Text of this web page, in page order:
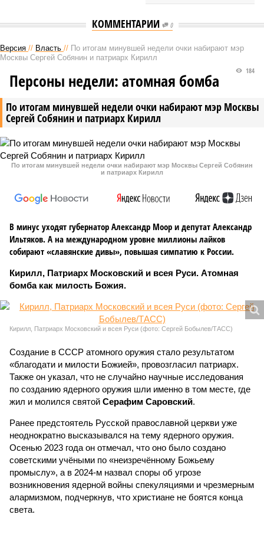
КОММЕНТАРИИ 0
Версия // Власть // По итогам минувшей недели очки набирают мэр
Москвы Сергей Собянин и патриарх Кирилл
По итогам минувшей недели очки набирают мэр Москвы
Сергей Собянин и патриарх Кирилл
184
Персоны недели: атомная бомба
По итогам минувшей недели очки набирают мэр Москвы Сергей Собянин
и патриарх Кирилл
В минус уходят губернатор Александр Моор и депутат Александр
Ильтяков. А на международном уровне миллионы лайков
собирают «славянские дивы», повышая симпатию к России.
Кирилл, Патриарх Московский и всея Руси. Атомная
бомба как милость Божия.
Кирилл, Патриарх Московский и всея Руси (фото: Сергей Бобылев/ТАСС)
Создание в СССР атомного оружия стало результатом
«благодати и милости Божией», провозгласил патриарх.
Также он указал, что не случайно научные исследования
по созданию ядерного оружия шли именно в том месте, где
жил и молился святой Серафим Саровский.
Ранее предстоятель Русской православной церкви уже
неоднократно высказывался на тему ядерного оружия.
Осенью 2023 года он отмечал, что оно было создано
советскими учёными по «неизречённому Божьему
промыслу», а в 2024-м назвал споры об угрозе
возникновения ядерной войны спекуляциями и чрезмерным
алармизмом, подчеркнув, что христиане не боятся конца
света.